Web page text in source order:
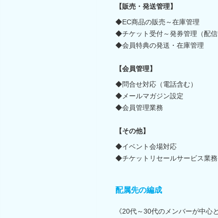
【販売・発送管理】
◆EC商品の販売～在庫管理
◆チケット受付～発券管理（配
◆会員特典の発送・在庫管理
【会員管理】
◆問合せ対応（電話含む）
◆メールマガジン設定
◆会員管理業務
【その他】
◆イベント会場対応
◆チケットリセールサービス業務
配属先の編成
《20代～30代のメンバーが中心